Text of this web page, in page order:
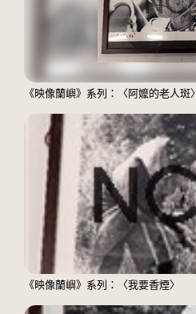
《映像蘭嶼》系列：〈阿嬤的老人斑〉
《映像蘭嶼》系列：〈我要香煙〉